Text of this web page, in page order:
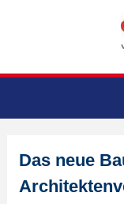
Das neue